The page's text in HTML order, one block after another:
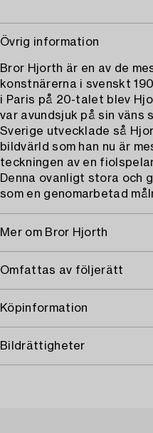
Övrig information
Bror Hjorth är en av de
konstnärerna i svenskt
i Paris på 20-talet blev
var avundsjuk på sin väns
Sverige utvecklade så
bildvärld som han nu är
teckningen av en
Denna ovanligt stora och
som en genomarbetad
Mer om Bror Hjorth
Omfattas av följerätt
Köpinformation
Bildrättigheter